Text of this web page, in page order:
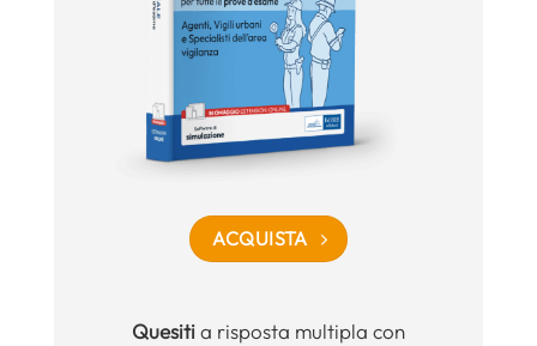
ACQUISTA
Quesitia risposta multipla con